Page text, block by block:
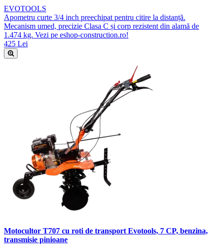
EVOTOOLS
Apometru curte 3/4 inch preechipat pentru citire la distanță.
Mecanism umed, precizie Clasa C și corp rezistent din alamă de
1.474 kg. Vezi pe eshop-construction.ro!
425 Lei
Motocultor T707 cu roti de transport Evotools, 7 CP, benzina,
transmisie pinioane